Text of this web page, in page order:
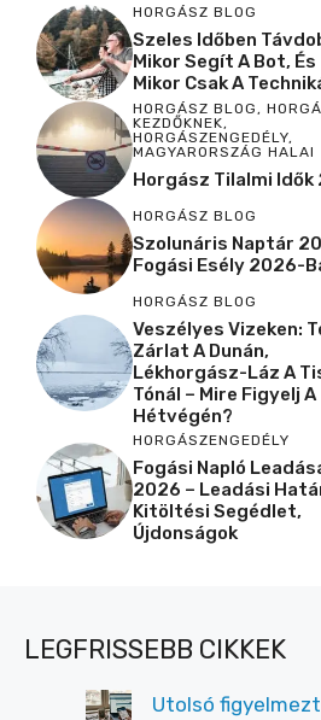
HORGÁSZ BLOG
Szeles Időben
Mikor Segít A Bot, És
Mikor Csak A
HORGÁSZ BLOG,
KEZDŐKNEK,
HORGÁSZENGEDÉLY,
MAGYARORSZÁG HALAI
Horgász Tilalmi Idők
HORGÁSZ BLOG
Szolunáris Naptár
Fogási Esély 2026-
HORGÁSZ BLOG
Veszélyes Vizeken:
Zárlat A Dunán,
Lékhorgász-Láz A
Tónál – Mire Figyelj A
Hétvégén?
HORGÁSZENGEDÉLY
Fogási Napló
2026 – Leadási
Kitöltési Segédlet,
Újdonságok
LEGFRISSEBB CIKKEK
Utolsó